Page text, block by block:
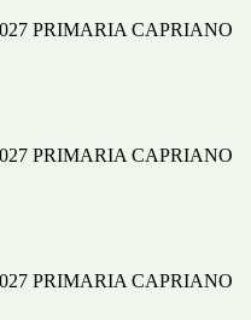
PRIMARIA CAPRIANO
PRIMARIA CAPRIANO
PRIMARIA CAPRIANO